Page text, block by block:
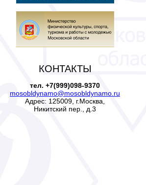
КОНТАКТЫ
тел. +7(999)098-9370
mosobldynamo@mosobldynamo.ru
Адрес: 125009, г.Москва,
Никитский пер., д.3